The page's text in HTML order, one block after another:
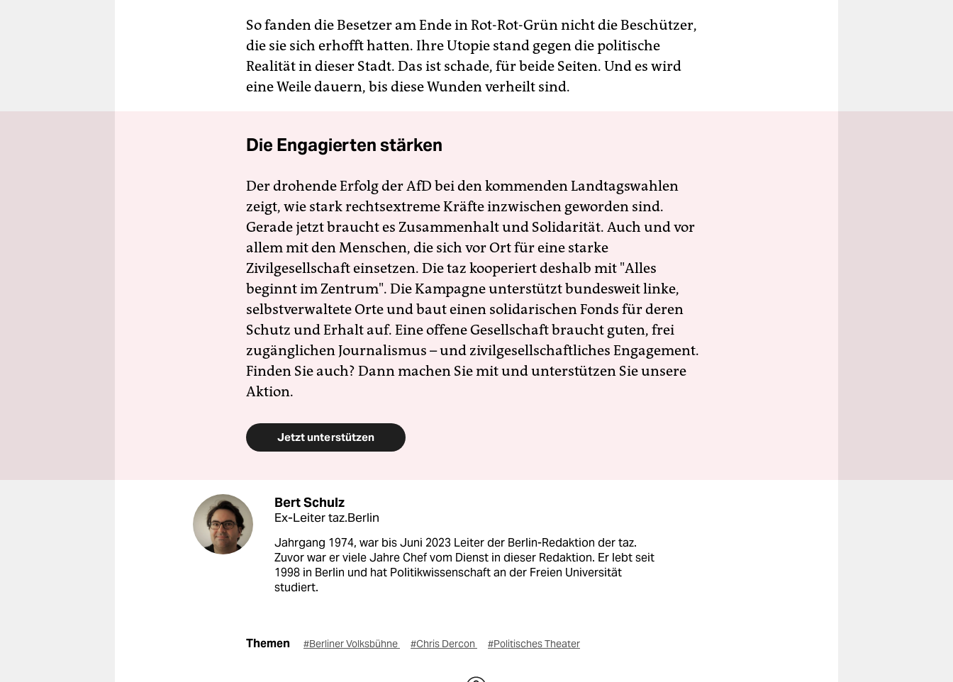
So fanden die Besetzer am Ende in Rot-Rot-Grün nicht die Beschützer,
die sie sich erhofft hatten. Ihre Utopie stand gegen die politische
Realität in dieser Stadt. Das ist schade, für beide Seiten. Und es wird
eine Weile dauern, bis diese Wunden verheilt sind.
Die Engagierten stärken
Der drohende Erfolg der AfD bei den kommenden Landtagswahlen
zeigt, wie stark rechtsextreme Kräfte inzwischen geworden sind.
Gerade jetzt braucht es Zusammenhalt und Solidarität. Auch und vor
allem mit den Menschen, die sich vor Ort für eine starke
Zivilgesellschaft einsetzen. Die taz kooperiert deshalb mit "Alles
beginnt im Zentrum". Die Kampagne unterstützt bundesweit linke,
selbstverwaltete Orte und baut einen solidarischen Fonds für deren
Schutz und Erhalt auf. Eine offene Gesellschaft braucht guten, frei
zugänglichen Journalismus – und zivilgesellschaftliches Engagement.
Finden Sie auch? Dann machen Sie mit und unterstützen Sie unsere
Aktion.
Jetzt unterstützen
Bert Schulz
Ex-Leiter taz.Berlin
Jahrgang 1974, war bis Juni 2023 Leiter der Berlin-Redaktion der taz.
Zuvor war er viele Jahre Chef vom Dienst in dieser Redaktion. Er lebt seit
1998 in Berlin und hat Politikwissenschaft an der Freien Universität
studiert.
Themen #Berliner Volksbühne #Chris Dercon #Politisches Theater